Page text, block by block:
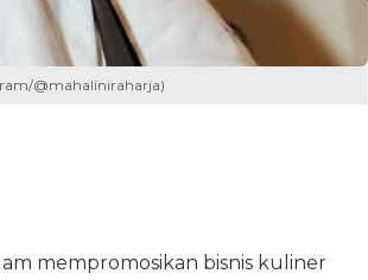
@mahaliniraharja)
mempromosikan bisnis kuliner